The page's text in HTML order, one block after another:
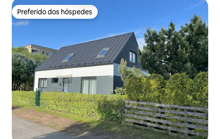
Preferido dos hóspedes
Preferido dos hóspedes